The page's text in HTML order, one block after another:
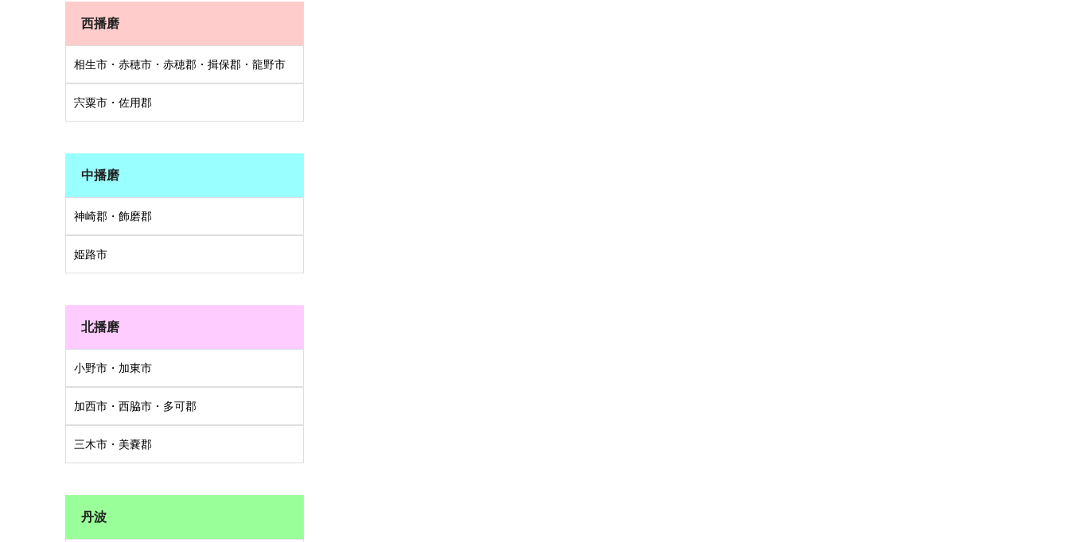
西播磨
相生市・赤穂市・赤穂郡・揖保郡・龍野市
宍粟市・佐用郡
中播磨
神崎郡・飾磨郡
姫路市
北播磨
小野市・加東市
加西市・西脇市・多可郡
三木市・美嚢郡
丹波